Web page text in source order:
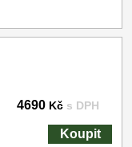
4690 Kč s DPH
Koupit